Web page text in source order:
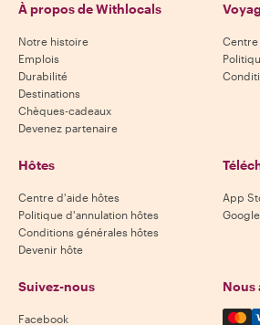
À propos de Withlocals
Notre histoire
Emplois
Durabilité
Destinations
Chèques-cadeaux
Devenez partenaire
Hôtes
Centre d'aide hôtes
Politique d'annulation hôtes
Conditions générales hôtes
Devenir hôte
App
Suivez-nous
Facebook
Nous